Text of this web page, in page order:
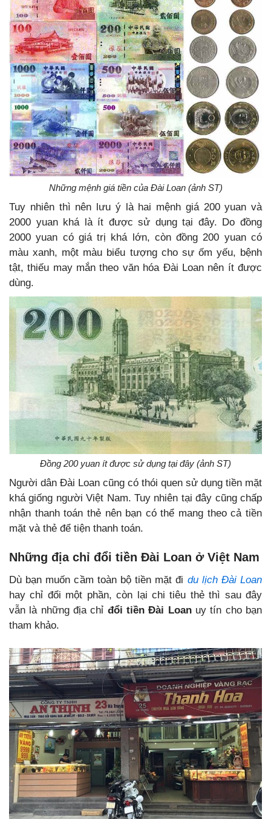
Những mệnh giá tiền của Đài Loan (ảnh ST)
Tuy nhiên thì nên lưu ý là hai mệnh giá 200 yuan và
2000 yuan khá là ít được sử dụng tại đây. Do đồng
2000 yuan có giá trị khá lớn, còn đồng 200 yuan có
màu xanh, một màu biểu tượng cho sự ốm yếu, bệnh
tật, thiếu may mắn theo văn hóa Đài Loan nên ít được
dùng.
Đồng 200 yuan ít được sử dụng tại đây (ảnh ST)
Người dân Đài Loan cũng có thói quen sử dụng tiền mặt
khá giống người Việt Nam. Tuy nhiên tại đây cũng chấp
nhận thanh toán thẻ nên bạn có thể mang theo cả tiền
mặt và thẻ để tiện thanh toán.
Những địa chỉ đổi tiền Đài Loan ở Việt Nam
Dù bạn muốn cầm toàn bộ tiền mặt đi du lịch Đài Loan
hay chỉ đổi một phần, còn lại chi tiêu thẻ thì sau đây
vẫn là những địa chỉ đổi tiền Đài Loanuy tín cho bạn
tham khảo.